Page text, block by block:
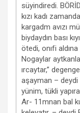
süyindiredi.
kızı kadı
kargadm avızı
biydaydın bası
ötedi, onıfi aldına
Nogaylar
ırcaytar,”
aşayman – deydi
yünim, tükli
Ar- 11mnan bal